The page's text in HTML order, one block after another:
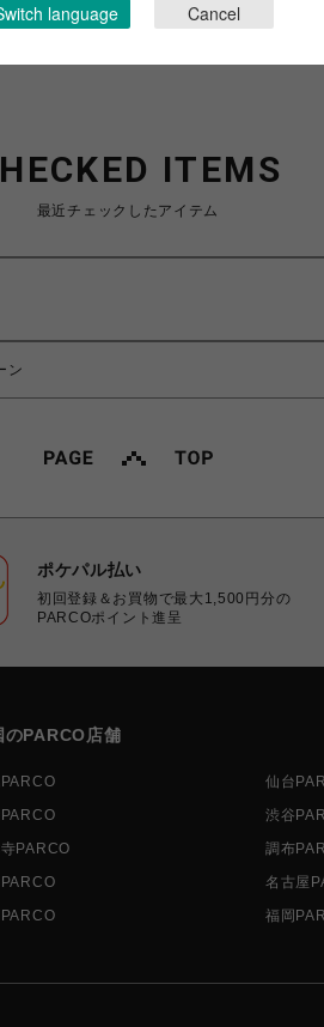
ITEMS
最近チェックしたアイテム
ン
ポケパル払い
初回登録＆お買物で最大1,500円分の
PARCOポイント進呈
のPARCO店舗
仙台
渋谷
PARCO
調布
名古屋
福岡
language Cancel